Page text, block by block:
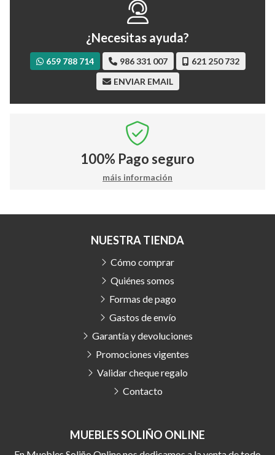
¿Necesitas ayuda?
659 788 714 986 331 007
621 250 732
ENVIAR EMAIL
100% Pago seguro
máis información
MUEBLES SOLIÑO ONLINE
NUESTRA TIENDA
Cómo comprar
Quiénes somos
Formas de pago
Gastos de envío
Garantía y devoluciones
Promociones vigentes
Validar cheque regalo
Contacto